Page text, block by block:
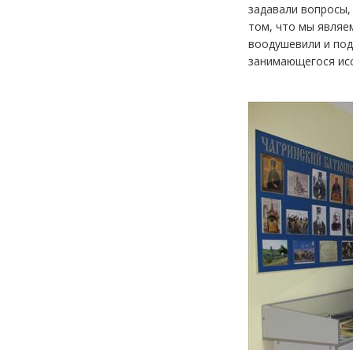
задавали
том, что мы
воодушевили и
занимающегося